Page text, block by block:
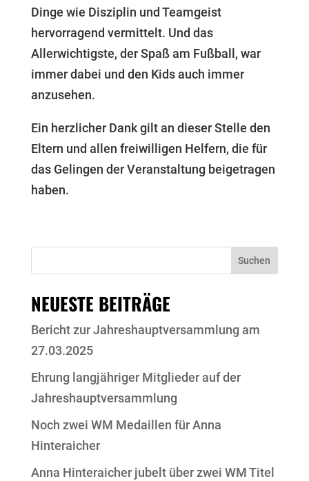
Dinge wie Disziplin und Teamgeist
hervorragend vermittelt. Und das
Allerwichtigste, der Spaß am Fußball, war
immer dabei und den Kids auch immer
anzusehen.
Ein herzlicher Dank gilt an dieser Stelle den
Eltern und allen freiwilligen Helfern, die für
das Gelingen der Veranstaltung beigetragen
haben.
Suchen
NEUESTE BEITRÄGE
Bericht zur Jahreshauptversammlung am
27.03.2025
Ehrung langjähriger Mitglieder auf der
Jahreshauptversammlung
Noch zwei WM Medaillen für Anna
Hinteraicher
Anna Hinteraicher jubelt über zwei WM Titel